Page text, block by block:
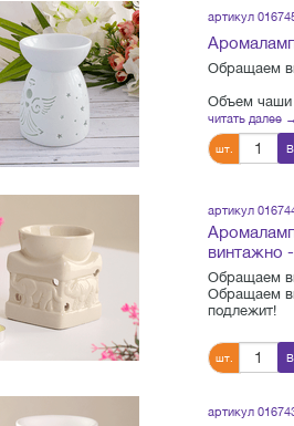
артикул
Обращаем
Объем чаши
читать далее →
шт.
артикул
винтажно
Обращаем
Обращаем
подлежит!
шт.
артикул